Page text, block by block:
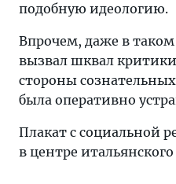
подобную идеологию.
Впрочем, даже в таком
вызвал шквал
стороны
была оперативно
Плакат с социальной
в центре